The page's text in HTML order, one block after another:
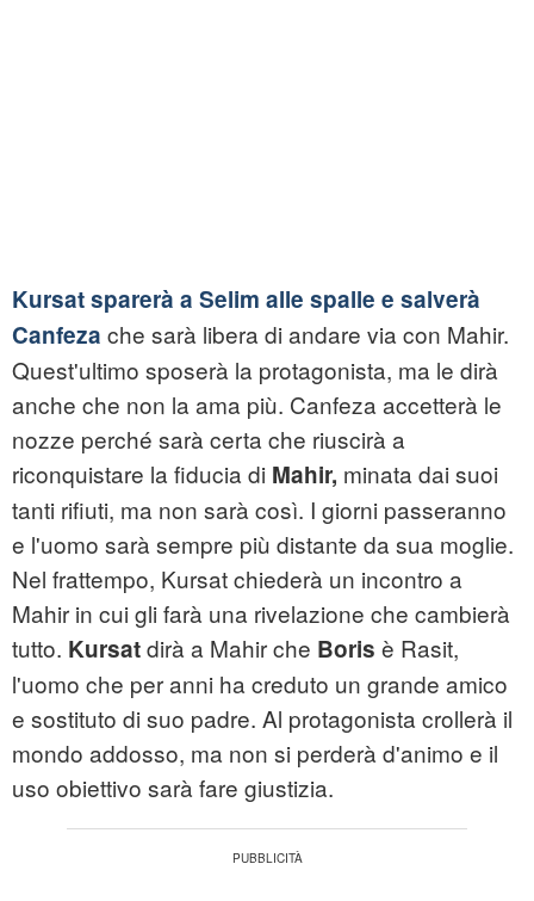
Kursat sparerà a Selim alle spalle e salverà
Canfeza che sarà libera di andare via con Mahir.
Quest'ultimo sposerà la protagonista, ma le dirà
anche che non la ama più. Canfeza accetterà le
nozze perché sarà certa che riuscirà a
riconquistare la fiducia di Mahir, minata dai suoi
tanti rifiuti, ma non sarà così. I giorni passeranno
e l'uomo sarà sempre più distante da sua moglie.
Nel frattempo, Kursat chiederà un incontro a
Mahir in cui gli farà una rivelazione che cambierà
tutto. Kursatdirà a Mahir che Boris è Rasit,
l'uomo che per anni ha creduto un grande amico
e sostituto di suo padre. Al protagonista crollerà il
mondo addosso, ma non si perderà d'animo e il
uso obiettivo sarà fare giustizia.